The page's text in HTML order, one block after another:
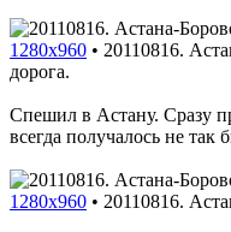
1280x960 • 20110816.
дорога.
Спешил в Астану. Сразу
всегда получалось не так
1280x960 • 20110816.